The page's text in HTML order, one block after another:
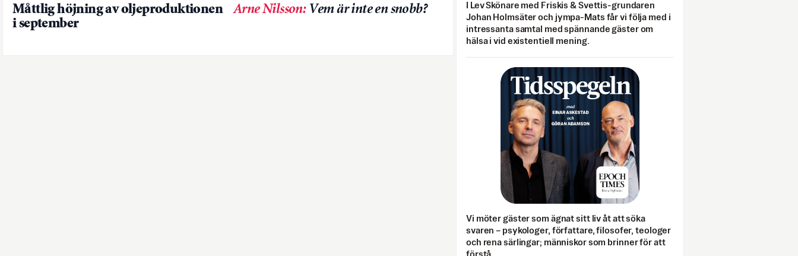
Måttlig höjning av oljeproduktionen
i september
Arne Nilsson: Vem är inte en snobb?
I Lev Skönare med Friskis & Svettis-grundaren
Johan Holmsäter och jympa-Mats får vi följa med i
intressanta samtal med spännande gäster om
hälsa i vid existentiell mening.
Vi möter gäster som ägnat sitt liv åt att söka
svaren – psykologer, författare, filosofer, teologer
och rena särlingar; människor som brinner för att